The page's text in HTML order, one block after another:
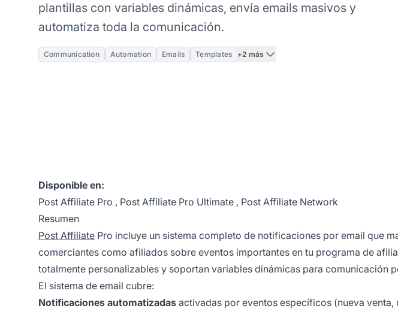
plantillas con variables dinámicas, envía emails masivos y
automatiza toda la comunicación.
Communication Automation Emails Templates +2 más
Disponible en:
Post Affiliate Pro , Post Affiliate Pro Ultimate , Post Affiliate Network
Resumen
Post Affiliate Pro incluye un sistema completo de notificaciones por email que
comerciantes como afiliados sobre eventos importantes en tu programa de
totalmente personalizables y soportan variables dinámicas para comunicación
El sistema de email cubre:
Notificaciones automatizadas activadas por eventos específicos (nueva venta,